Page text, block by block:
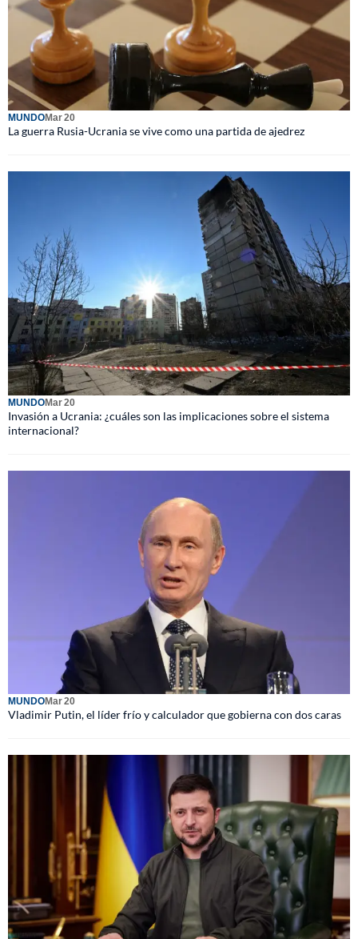
MUNDOMar 20
La guerra Rusia-Ucrania se vive como una partida de ajedrez
MUNDOMar 20
Invasión a Ucrania: ¿cuáles son las implicaciones sobre el sistema
internacional?
MUNDOMar 20
Vladimir Putin, el líder frío y calculador que gobierna con dos caras